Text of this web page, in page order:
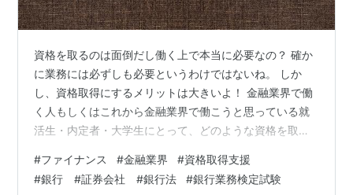
資格を取るのは面倒だし働く上で本当に必要なの？ 確か
に業務には必ずしも必要というわけではないね。 しか
し、資格取得にするメリットは大きいよ！ 金融業界で働
く人もしくはこれから金融業界で働こうと思っている就
活生・内定者・大学生にとって、どのような資格を取得
も資格取得で悩んだうちの一人です。 この記事では私が
資格取得で悩んだ経験を踏まえて金融業界でキャリアア
#ファイナンス #金融業界 #資格取得支援
#銀行 #証券会社 #銀行法 #銀行業務検定試験